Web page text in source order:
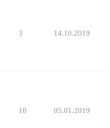
3 14.10.2019
10 05.01.2019